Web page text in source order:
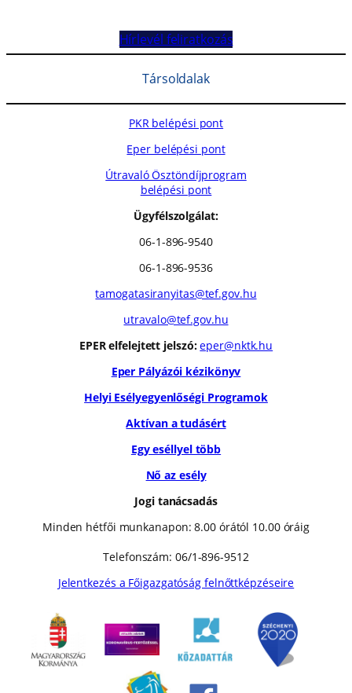
Hírlevél feliratkozás
Társoldalak
PKR belépési pont
Eper belépési pont
Útravaló Ösztöndíjprogram
belépési pont
Ügyfélszolgálat:
06-1-896-9540
06-1-896-9536
tamogatasiranyitas@tef.gov.hu
utravalo@tef.gov.hu
EPER elfelejtett jelszó: eper@nktk.hu
Eper Pályázói kézikönyv
Helyi Esélyegyenlőségi Programok
Aktívan a tudásért
Egy eséllyel több
Nő az esély
Jogi tanácsadás
Minden hétfői munkanapon: 8.00 órától 10.00 óráig
Telefonszám: 06/1-896-9512
Jelentkezés a Főigazgatóság felnőttképzéseire